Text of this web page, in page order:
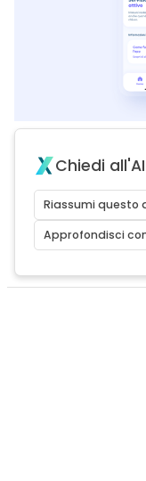
Chiedi all'AI
Riassumi questo
Approfondisci